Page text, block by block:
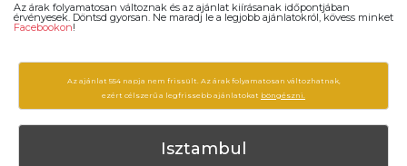
Az árak folyamatosan változnak és az ajánlat kiírásanak időpontjában
érvényesek. Döntsd gyorsan. Ne maradj le a legjobb ajánlatokról, kövess minket
Facebookon!
Az ajánlat 554 napja nem frissült. Az árak folyamatosan változhatnak,
ezért célszerű a legfrissebb ajánlatokat böngészni.
Isztambul